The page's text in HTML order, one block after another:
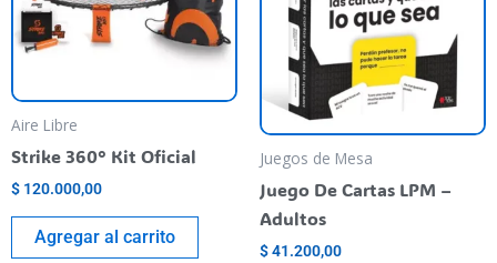
Aire Libre
Strike 360° Kit Oficial
$ 120.000,00
Agregar al carrito
Juegos de Mesa
Juego De Cartas LPM –
Adultos
$41.200,00